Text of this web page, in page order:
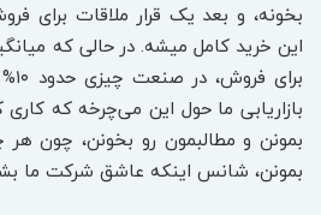
این خرید کامل میشه. در حالی که
بازاریابی ما حول این می‌چرخه که
بمونن و مطالبمون رو بخونن، چون
بمونن، شانس اینکه عاشق شرکت ما